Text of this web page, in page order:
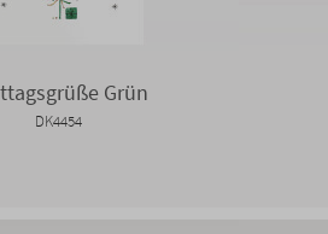
Grün
DK4454